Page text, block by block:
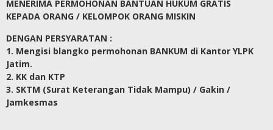
MENERIMA PERMOHONAN BANTUAN HUKUM GRATIS
KEPADA ORANG / KELOMPOK ORANG MISKIN
DENGAN PERSYARATAN :
1. Mengisi blangko permohonan BANKUM di Kantor YLPK
Jatim.
2. KK dan KTP
3. SKTM (Surat Keterangan Tidak Mampu) / Gakin /
Jamkesmas